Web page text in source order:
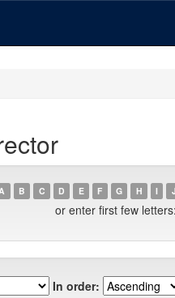
B C D E F G H I J
or enter first few letters:
In order: